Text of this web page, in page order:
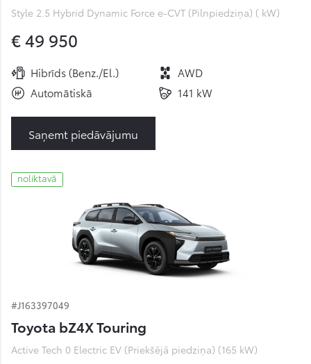
Style 2.5 Hybrid Dynamic Force e-CVT (Pilnpiedziņa) ( kW)
€ 49 950
Hibrīds (Benz./El.)
AWD
Automātiskā
141 kW
Saņemt piedāvājumu
noliktavā
#J163397049
Toyota bZ4X Touring
Active Tech 0 Electric EV (Priekšējā piedziņa) (165 kW)